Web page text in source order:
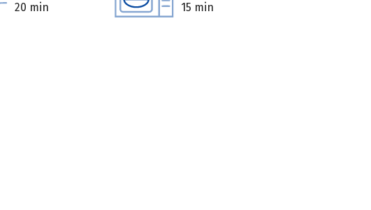
20 min 15 min